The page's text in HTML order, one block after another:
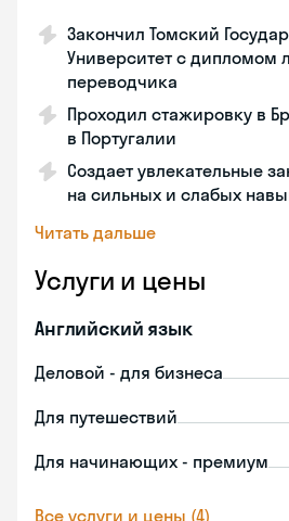
Закончил Томский
Университет с дипломом
переводчика
Проходил стажировку в
в Португалии
Создает увлекательные
на сильных и слабых
Читать дальше
Услуги и цены
Английский язык
Деловой - для бизнеса
Для путешествий
Для начинающих - премиум
Все услуги и цены (4)